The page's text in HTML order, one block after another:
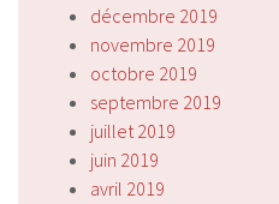
décembre 2019
novembre 2019
octobre 2019
septembre 2019
juillet 2019
juin 2019
avril 2019